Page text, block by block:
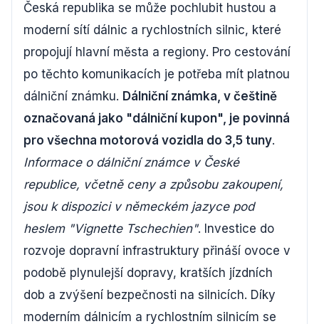
Česká republika se může pochlubit hustou a
moderní sítí dálnic a rychlostních silnic, které
propojují hlavní města a regiony. Pro cestování
po těchto komunikacích je potřeba mít platnou
dálniční známku. Dálniční známka, v češtině
označovaná jako "dálniční kupon", je povinná
pro všechna motorová vozidla do 3,5 tuny.
Informace o dálniční známce v České
republice, včetně ceny a způsobu zakoupení,
jsou k dispozici v německém jazyce pod
heslem "Vignette Tschechien". Investice do
rozvoje dopravní infrastruktury přináší ovoce v
podobě plynulejší dopravy, kratších jízdních
dob a zvýšení bezpečnosti na silnicích. Díky
moderním dálnicím a rychlostním silnicím se